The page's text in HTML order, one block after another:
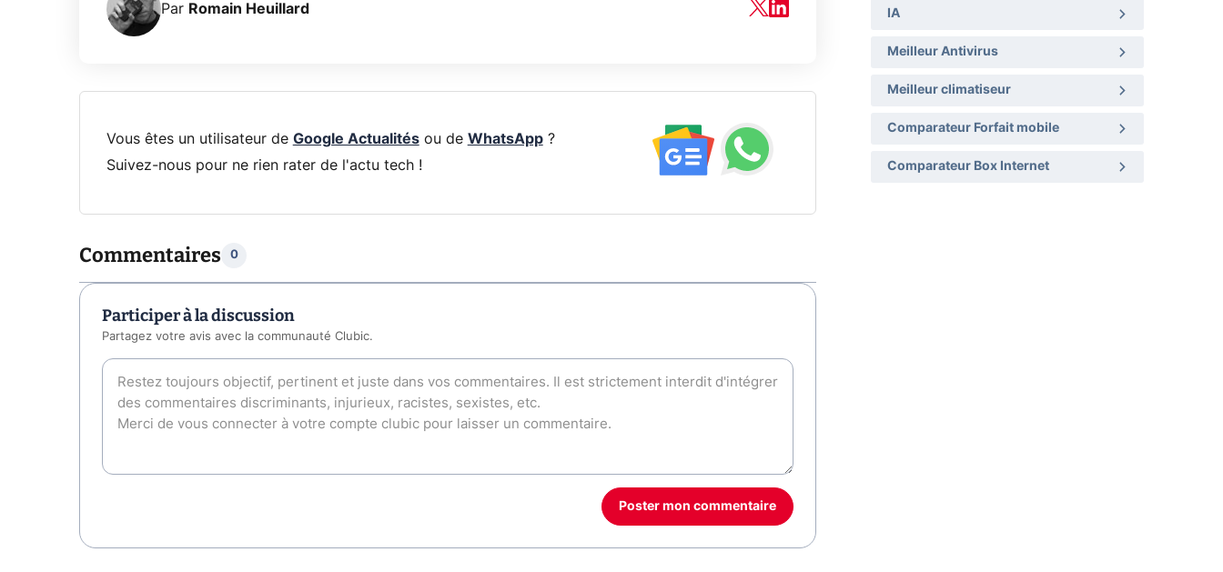
Par Romain Heuillard
Vous êtes un utilisateur de Google Actualitésou de WhatsApp?
Suivez-nous pour ne rien rater de l'actu tech !
Commentaires 0
Participer à la discussion
Partagez votre avis avec la communauté Clubic.
Poster mon commentaire
IA
Meilleur Antivirus
Meilleur climatiseur
Comparateur Forfait mobile
Comparateur Box Internet